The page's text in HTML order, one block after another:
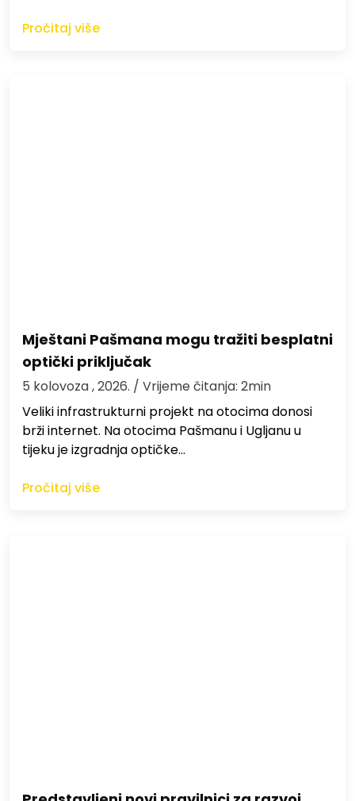
Pročitaj više
Mještani Pašmana mogu tražiti besplatni
optički priključak
5 kolovoza , 2026. / Vrijeme čitanja: 2min
Veliki infrastrukturni projekt na otocima donosi
brži internet. Na otocima Pašmanu i Ugljanu u
tijeku je izgradnja optičke…
Pročitaj više